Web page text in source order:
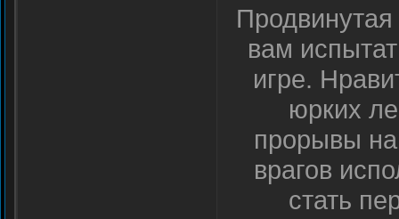
Продвинутая
вам
игре.
юрких
прорывы
врагов
стать